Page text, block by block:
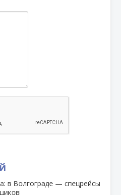
в Волгограде — спецрейсы